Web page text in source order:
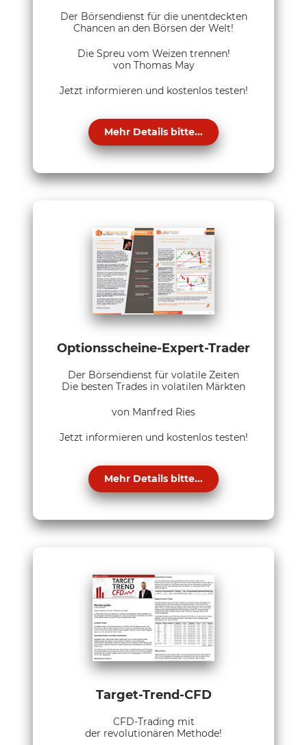
Der Börsendienst für die unentdeckten
Chancen an den Börsen der Welt!
Die Spreu vom Weizen trennen!
von Thomas May
Jetzt informieren und kostenlos testen!
Mehr Details bitte...
Optionsscheine-Expert-Trader
Der Börsendienst für volatile Zeiten
Die besten Trades in volatilen Märkten
von Manfred Ries
Jetzt informieren und kostenlos testen!
Mehr Details bitte...
Target-Trend-CFD
CFD-Trading mit
der revolutionären Methode!